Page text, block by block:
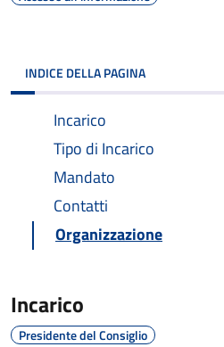
INDICE DELLA PAGINA
Incarico
Tipo di Incarico
Mandato
Contatti
Organizzazione
Incarico
Presidente del Consiglio